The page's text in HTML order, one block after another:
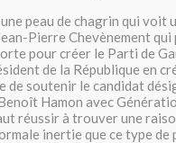
peau de chagrin qui voit
Pierre Chevènement qui
pour créer le Parti de
de la République en
de soutenir le candidat
Hamon avec
réussir à trouver une
inertie que ce type